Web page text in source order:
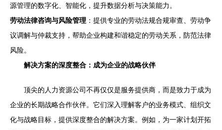
源管理的数字化、智能化，提升数据分析与决策能力。
劳动法律咨询与风险管理 ：提供专业的劳动法规合规审查、劳动争
议调解与仲裁支持，帮助企业构建和谐稳定的劳动关系，防范法律
风险。
解决方案的深度整合：成为企业的战略伙伴
顶尖的人力资源公司不再仅仅是服务提供商，而是致力于成为
企业的长期战略合作伙伴。它们深入理解客户的业务模式、组织文
化与战略目标，提供深度整合的解决方案。例如，为一家计划开拓